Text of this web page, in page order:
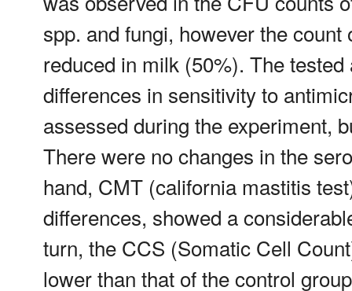
spp. and fungi, however the
reduced in milk (50%). The
differences in sensitivity to
assessed during the experiment,
There were no changes in the
hand, CMT (california mastitis
differences, showed a
turn, the CCS (Somatic Cell
lower than that of the control